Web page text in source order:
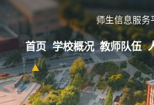
师生信息服务
首页 学校概况 教师队伍